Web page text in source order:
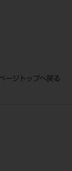
ージトップへ戻る